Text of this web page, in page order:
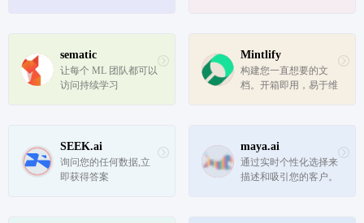
位服务。
sematic
让每个 ML 团队都可以
访问持续学习
Mintlify
构建您一直想要的文
档。开箱即用，易于维
SEEK.ai
询问您的任何数据,立
即获得答案
maya.ai
通过实时个性化选择来
描述和吸引您的客户。